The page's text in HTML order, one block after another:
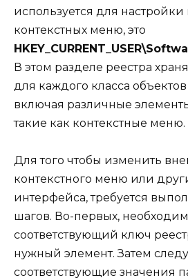
используется для
контекстных меню, это
В этом разделе реестра
для каждого класса
включая различные
такие как контекстные меню.
Для того чтобы изменить
контекстного меню или
интерфейса, требуется
шагов. Во-первых,
соответствующий ключ
нужный элемент. Затем
соответствующие значения